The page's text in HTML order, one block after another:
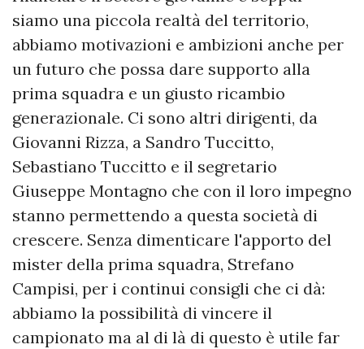
siamo una piccola realtà del territorio,
abbiamo motivazioni e ambizioni anche per
un futuro che possa dare supporto alla
prima squadra e un giusto ricambio
generazionale. Ci sono altri dirigenti, da
Giovanni Rizza, a Sandro Tuccitto,
Sebastiano Tuccitto e il segretario
Giuseppe Montagno che con il loro impegno
stanno permettendo a questa società di
crescere. Senza dimenticare l'apporto del
mister della prima squadra, Strefano
Campisi, per i continui consigli che ci dà:
abbiamo la possibilità di vincere il
campionato ma al di là di questo è utile far